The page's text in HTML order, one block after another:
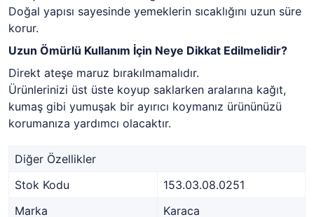
Doğal yapısı sayesinde yemeklerin sıcaklığını uzun süre
korur.
Uzun Ömürlü Kullanım İçin Neye Dikkat Edilmelidir?
Direkt ateşe maruz bırakılmamalıdır.
Ürünlerinizi üst üste koyup saklarken aralarına kağıt,
kumaş gibi yumuşak bir ayırıcı koymanız ürününüzü
korumanıza yardımcı olacaktır.
Diğer Özellikler
Stok Kodu
153.03.08.0251
Marka
Karaca